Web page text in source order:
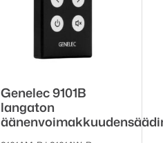
Genelec 9101B
langaton